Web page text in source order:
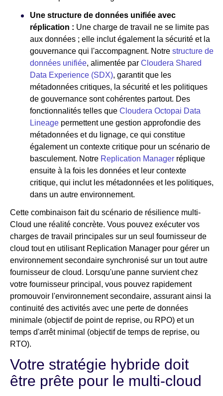
Une structure de données unifiée avec
réplication : Une charge de travail ne se limite pas
aux données ; elle inclut également la sécurité et la
gouvernance qui l'accompagnent. Notre structure de
données unifiée, alimentée par Cloudera Shared
Data Experience (SDX), garantit que les
métadonnées critiques, la sécurité et les politiques
de gouvernance sont cohérentes partout. Des
fonctionnalités telles que Cloudera Octopai Data
Lineage permettent une gestion approfondie des
métadonnées et du lignage, ce qui constitue
également un contexte critique pour un scénario de
basculement. Notre Replication Manager réplique
ensuite à la fois les données et leur contexte
critique, qui inclut les métadonnées et les politiques,
dans un autre environnement.
Cette combinaison fait du scénario de résilience multi-
Cloud une réalité concrète. Vous pouvez exécuter vos
charges de travail principales sur un seul fournisseur de
cloud tout en utilisant Replication Manager pour gérer un
environnement secondaire synchronisé sur un tout autre
fournisseur de cloud. Lorsqu'une panne survient chez
votre fournisseur principal, vous pouvez rapidement
promouvoir l'environnement secondaire, assurant ainsi la
continuité des activités avec une perte de données
minimale (objectif de point de reprise, ou RPO) et un
temps d'arrêt minimal (objectif de temps de reprise, ou
RTO).
Votre stratégie hybride doit
être prête pour le multi-cloud